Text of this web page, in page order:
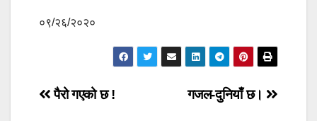
०९/२६/२०२०
Post
गजल-दुनियाँ छ।
पैरो गएको छ !